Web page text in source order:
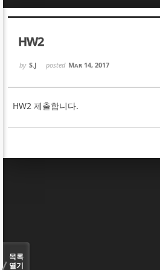
HW2
by S.J posted Mar 14, 2017
HW2 제출합니다.
목록
열기
Sketchbook5, 스케
Sketchbook5, 스
Sketchbook5, 스케
Sketchbook5, 스